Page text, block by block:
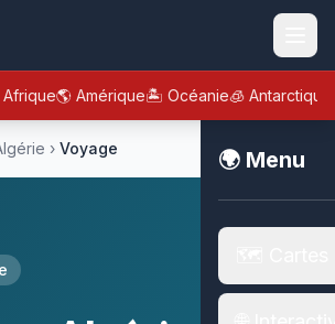
Afrique🌎 Amérique🏝️ Océanie🧊 Antarctique
🌍 Menu
› Voyage